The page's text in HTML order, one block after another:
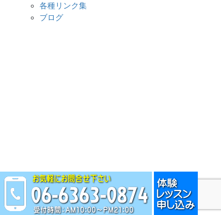
各種リンク集
ブログ